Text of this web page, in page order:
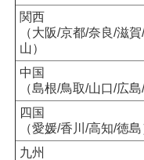
関西
（大阪/京都/奈良/滋
山）
中国
（島根/鳥取/山口/広島
四国
（愛媛/香川/高知/徳島
九州